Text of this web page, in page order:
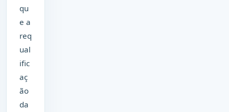
qu
e a
req
ual
ific
aç
ão
da